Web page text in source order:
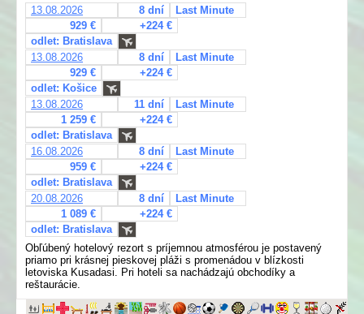
13.08.2026
8 dní
Last Minute
929 €
+224 €
odlet: Bratislava
13.08.2026
8 dní
Last Minute
929 €
+224 €
odlet: Košice
13.08.2026
11 dní
Last Minute
1 259 €
+224 €
odlet: Bratislava
16.08.2026
8 dní
Last Minute
959 €
+224 €
odlet: Bratislava
20.08.2026
8 dní
Last Minute
1 089 €
+224 €
odlet: Bratislava
Obľúbený hotelový rezort s príjemnou atmosférou je postavený
priamo pri krásnej pieskovej pláži s promenádou v blízkosti
letoviska Kusadasi. Pri hoteli sa nachádzajú obchodíky a
reštaurácie.